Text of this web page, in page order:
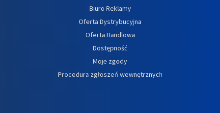
Biuro Reklamy
Oferta Dystrybucyjna
Oferta Handlowa
Dostępność
Moje zgody
Procedura zgłoszeń wewnętrznych